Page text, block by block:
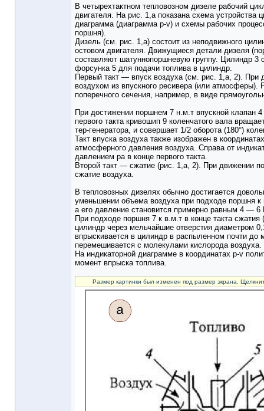
В четырехтактном тепловозном дизеле рабочий
двигателя. На рис. 1,а показана схема устройства
диаграмма (диаграмма р-v) и схемы рабочих
поршня).
Дизель (см. рис. 1,а) состоит из неподвижного
остовом двигателя. Движущиеся детали дизеля
составляют шатуннопоршневую группу. Цилиндр 3
форсунка 5 для подачи топлива в цилиндр.
Первый такт — впуск воздуха (см. рис. 1,а, 2). При
воздухом из впускного ресивера (или
поперечного сечения, например, в виде
При достижении поршнем 7 н.м.т впускной клапан
первого такта кривошип 9 коленчатого вала
тер-генератора, и совершает 1/2 оборота (180°)
Такт впуска воздуха также изображен в
атмосферного давления воздуха. Справа от
давлением ра в конце первого такта.
Второй такт — сжатие (рис. 1,а, 2). При движении
сжатие воздуха.
В тепловозных дизелях обычно достигается
уменьшении объема воздуха при подходе поршня
а его давление становится примерно равным 4 —
При подходе поршня 7 к в.м.т в конце такта
цилиндр через мельчайшие отверстия диаметром
впрыскивается в цилиндр в распыленном почти до
перемешивается с молекулами кислорода воздуха.
На индикаторной диаграмме в координатах р-v
момент впрыска топлива.
Размер картинки был изменен под размер экрана.